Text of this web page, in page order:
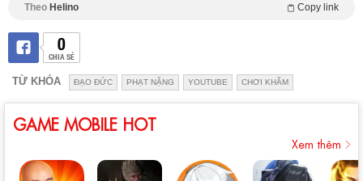
Theo Helino Copy link
0
CHIA SẺ
TỪ KHÓA ĐẠO ĐỨC PHẠT NẶNG YOUTUBE CHƠI KHĂM
GAME MOBILE HOT
Xem thêm